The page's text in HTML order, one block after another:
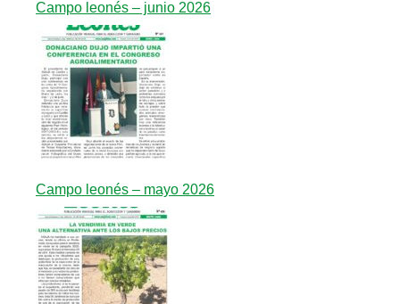
Campo leonés – junio 2026
Campo leonés – mayo 2026